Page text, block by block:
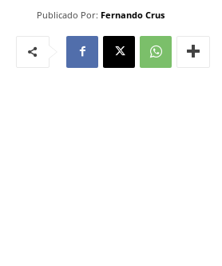
Publicado Por: Fernando Crus